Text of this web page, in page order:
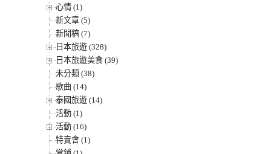
心情 (1)
新文章 (5)
新聞稿 (7)
日本旅遊 (328)
日本旅遊美食 (39)
未分類 (38)
歌曲 (14)
泰國旅遊 (14)
活動 (1)
活動 (16)
特賣會 (1)